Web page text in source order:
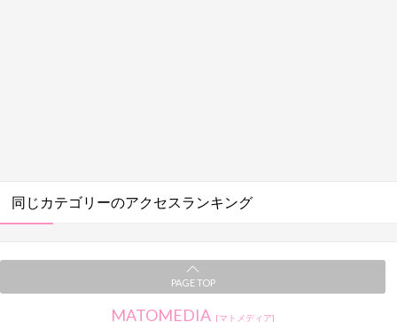
同じカテゴリーのアクセスランキング
PAGE TOP
MATOMEDIA [マトメディア]